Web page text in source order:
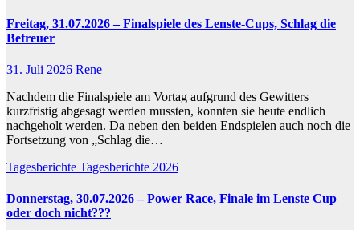
Freitag, 31.07.2026 – Finalspiele des Lenste-Cups, Schlag die
Betreuer
31. Juli 2026 Rene
Nachdem die Finalspiele am Vortag aufgrund des Gewitters
kurzfristig abgesagt werden mussten, konnten sie heute endlich
nachgeholt werden. Da neben den beiden Endspielen auch noch die
Fortsetzung von „Schlag die…
Tagesberichte Tagesberichte 2026
Donnerstag, 30.07.2026 – Power Race, Finale im Lenste Cup
oder doch nicht???